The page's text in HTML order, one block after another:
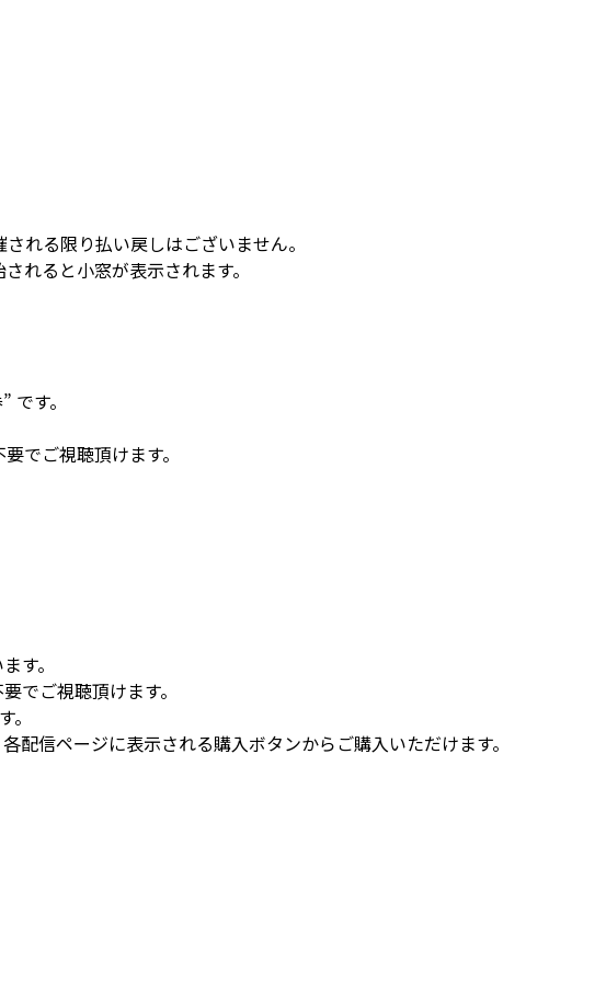
れる限り払い戻しはございません。
れると小窓が表示されます。
す。
でご視聴頂けます。
す。
でご視聴頂けます。
信ページに表示される購入ボタンからご購入いただけます。